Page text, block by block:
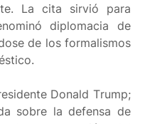
La cita sirvió para
diplomacia de
de los formalismos
Donald Trump;
sobre la defensa de